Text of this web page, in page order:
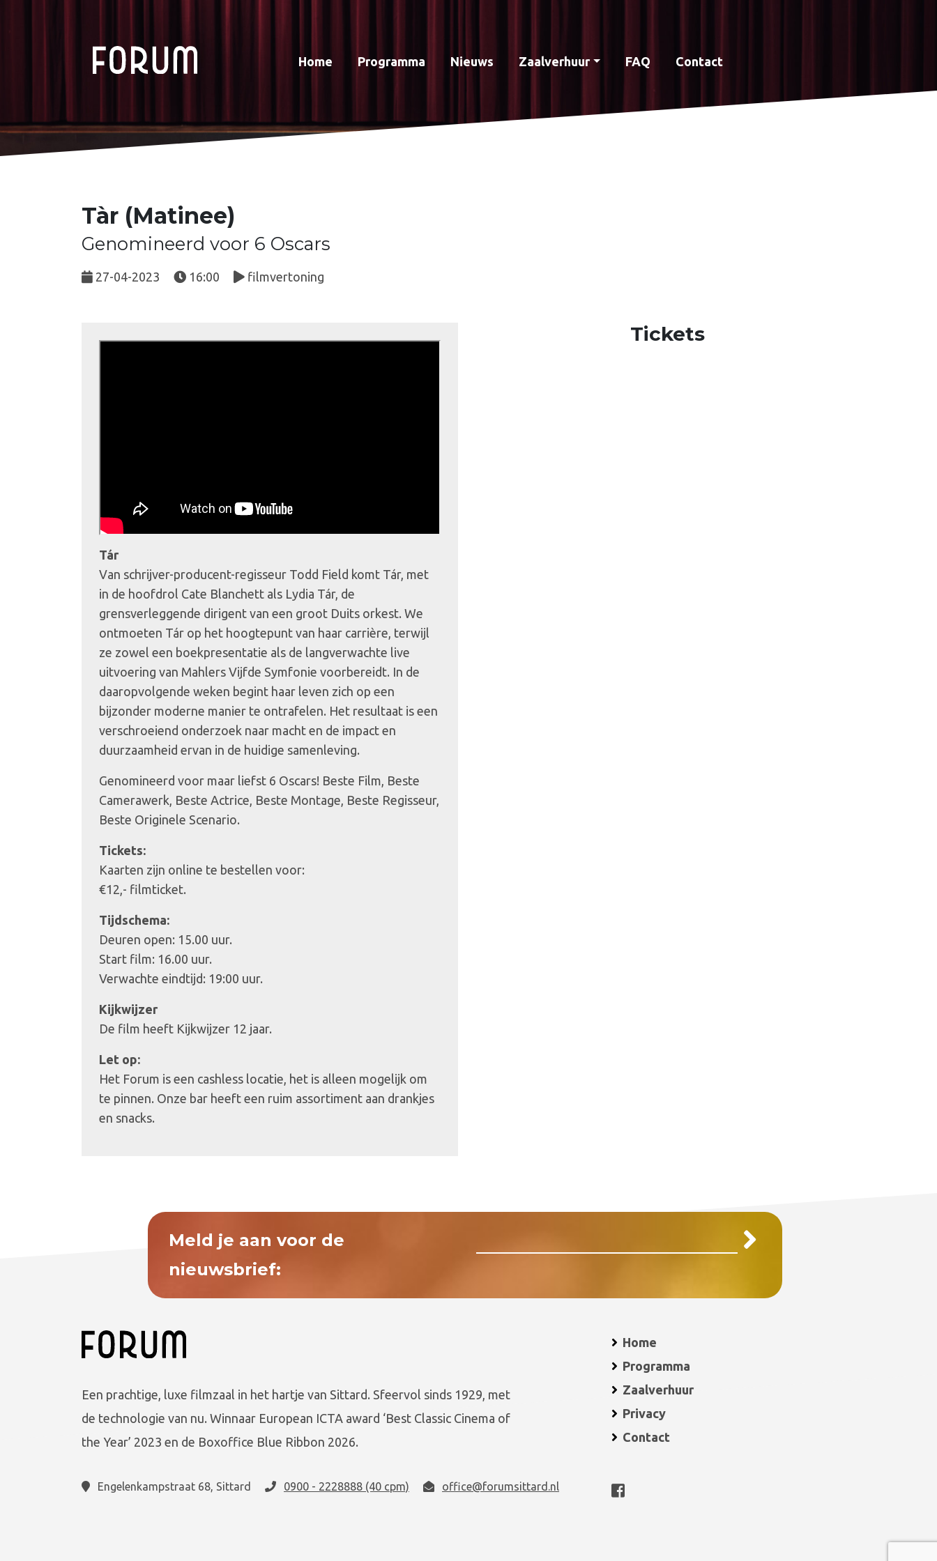
Home Programma Nieuws Zaalverhuur FAQ Contact
Tàr (Matinee)
Genomineerd voor 6 Oscars
27-04-2023 16:00 filmvertoning
Tár
Van schrijver-producent-regisseur Todd Field komt Tár, met
in de hoofdrol Cate Blanchett als Lydia Tár, de
grensverleggende dirigent van een groot Duits orkest. We
ontmoeten Tár op het hoogtepunt van haar carrière, terwijl
ze zowel een boekpresentatie als de langverwachte live
uitvoering van Mahlers Vijfde Symfonie voorbereidt. In de
daaropvolgende weken begint haar leven zich op een
bijzonder moderne manier te ontrafelen. Het resultaat is een
verschroeiend onderzoek naar macht en de impact en
duurzaamheid ervan in de huidige samenleving.
Genomineerd voor maar liefst 6 Oscars! Beste Film, Beste
Camerawerk, Beste Actrice, Beste Montage, Beste Regisseur,
Beste Originele Scenario.
Tickets:
Kaarten zijn online te bestellen voor:
€12,- filmticket.
Tijdschema:
Deuren open: 15.00 uur.
Start film: 16.00 uur.
Verwachte eindtijd: 19:00 uur.
Kijkwijzer
De film heeft Kijkwijzer 12 jaar.
Let op:
Het Forum is een cashless locatie, het is alleen mogelijk om
te pinnen. Onze bar heeft een ruim assortiment aan drankjes
en snacks.
Tickets
Meld je aan voor de
nieuwsbrief:
Een prachtige, luxe filmzaal in het hartje van Sittard. Sfeervol sinds 1929, met
de technologie van nu. Winnaar European ICTA award ‘Best Classic Cinema of
the Year’ 2023 en de Boxoffice Blue Ribbon 2026.
Home
Programma
Zaalverhuur
Privacy
Contact
Engelenkampstraat 68, Sittard 0900 - 2228888 (40 cpm) office@forumsittard.nl